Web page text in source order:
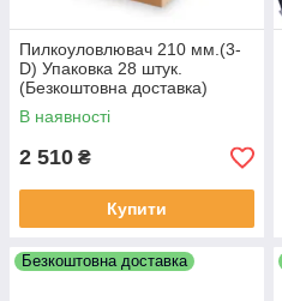
Пилкоуловлювач 210 мм.(3-
D) Упаковка 28 штук.
(Безкоштовна доставка)
В наявності
2 510 ₴
Купити
Безкоштовна доставка